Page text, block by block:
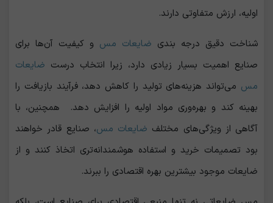
اولیه، ارزش متفاوتی دارند.
شناخت دقیق درجه بندی ضایعات مس و کیفیت آن‌ها برای
صنایع اهمیت بسیار زیادی دارد، زیرا انتخاب درست ضایعات
مس می‌تواند هزینه‌های تولید را کاهش دهد، فرآیند بازیافت را
بهینه کند و بهره‌وری مواد اولیه را افزایش دهد. همچنین، با
آگاهی از ویژگی‌های مختلف ضایعات مس، صنایع قادر خواهند
بود تصمیمات خرید و استفاده هوشمندانه‌تری اتخاذ کنند و از
ضایعات موجود بیشترین بهره اقتصادی را ببرند.